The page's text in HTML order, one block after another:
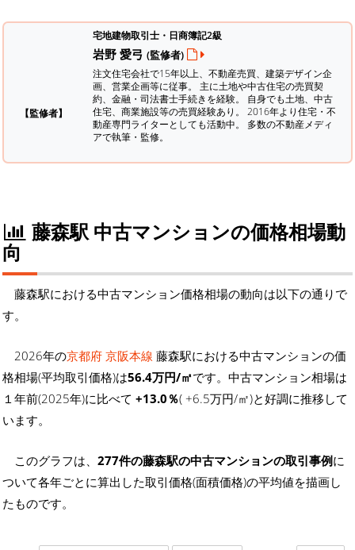
【監修者】
宅地建物取引士・日商簿記2級
岩野 愛弓 (監修者)
注文住宅会社で15年以上、不動産売買、建築デザイン企
画、営業企画等に従事。 主に土地や中古住宅の売買契
約、金融・司法書士手続きを経験。 自身でも土地、中古
住宅、商業施設等の売買経験あり。 2016年より住宅・不
動産専門ライターとしても活動中。 多数の不動産メディ
アで執筆・監修。
藤森駅 中古マンションの価格相場動
向
藤森駅における中古マンション価格相場の動向は以下の通りで
す。
2026年の京都府 京阪本線 藤森駅における中古マンションの価
格相場(平均取引価格)は56.4万円/㎡です。中古マンション相場は
１年前(2025年)に比べて +13.0％( +6.5万円/㎡)と好調に推移して
います。
このグラフは、 277件の藤森駅の中古マンションの取引事例に
ついて各年ごとに算出した取引価格(面積価格)の平均値を描画し
たものです。